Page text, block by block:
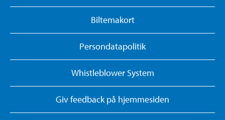
Biltemakort
Persondatapolitik
Whistleblower System
Giv feedback på hjemmesiden